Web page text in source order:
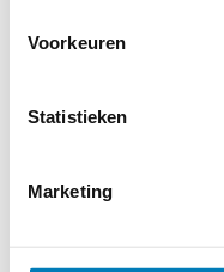
Voorkeuren
Statistieken
Marketing